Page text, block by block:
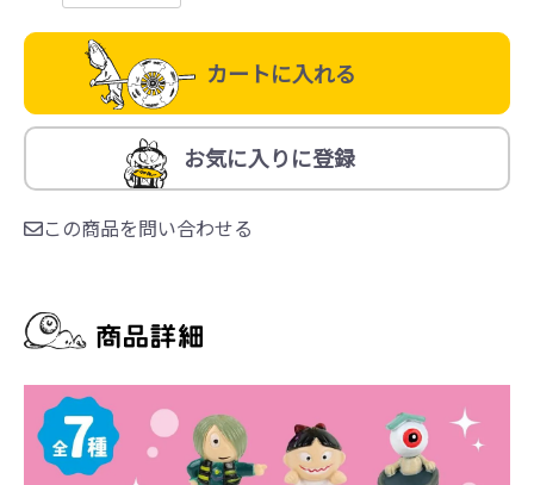
カートに入れる
お気に入りに登録
この商品を問い合わせる